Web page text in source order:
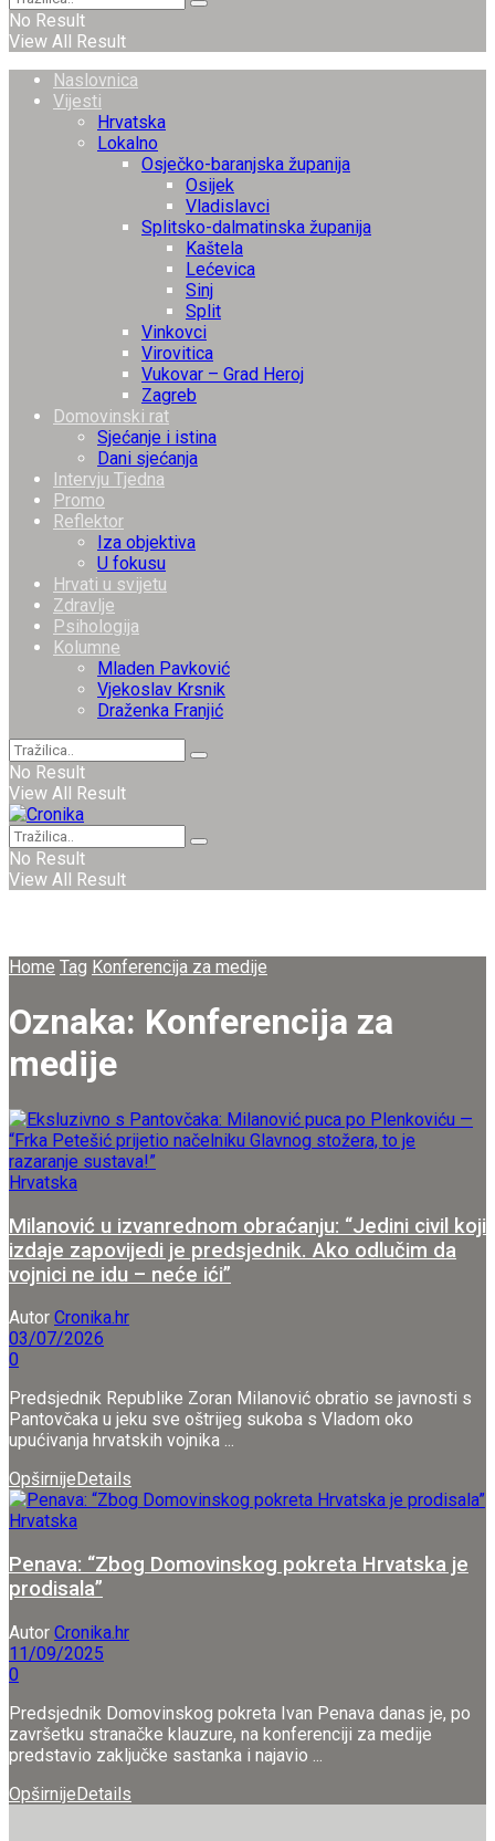
No Result
View All Result
Naslovnica
Vijesti
Hrvatska
Lokalno
Osječko-baranjska županija
Osijek
Vladislavci
Splitsko-dalmatinska županija
Kaštela
Lećevica
Sinj
Split
Vinkovci
Virovitica
Vukovar – Grad Heroj
Zagreb
Domovinski rat
Sjećanje i istina
Dani sjećanja
Intervju Tjedna
Promo
Reflektor
Iza objektiva
U fokusu
Hrvati u svijetu
Zdravlje
Psihologija
Kolumne
Mladen Pavković
Vjekoslav Krsnik
Draženka Franjić
No Result
View All Result
No Result
View All Result
Home Tag Konferencija za medije
Oznaka: Konferencija za
medije
Hrvatska
Milanović u izvanrednom obraćanju: “Jedini civil koji
izdaje zapovijedi je predsjednik. Ako odlučim da
vojnici ne idu – neće ići”
Autor Cronika.hr
03/07/2026
0
Predsjednik Republike Zoran Milanović obratio se javnosti s
Pantovčaka u jeku sve oštrijeg sukoba s Vladom oko
upućivanja hrvatskih vojnika ...
Opširnije Details
Hrvatska
Penava: “Zbog Domovinskog pokreta Hrvatska je
prodisala”
Autor Cronika.hr
11/09/2025
0
Predsjednik Domovinskog pokreta Ivan Penava danas je, po
završetku stranačke klauzure, na konferenciji za medije
predstavio zaključke sastanka i najavio ...
OpširnijeDetails